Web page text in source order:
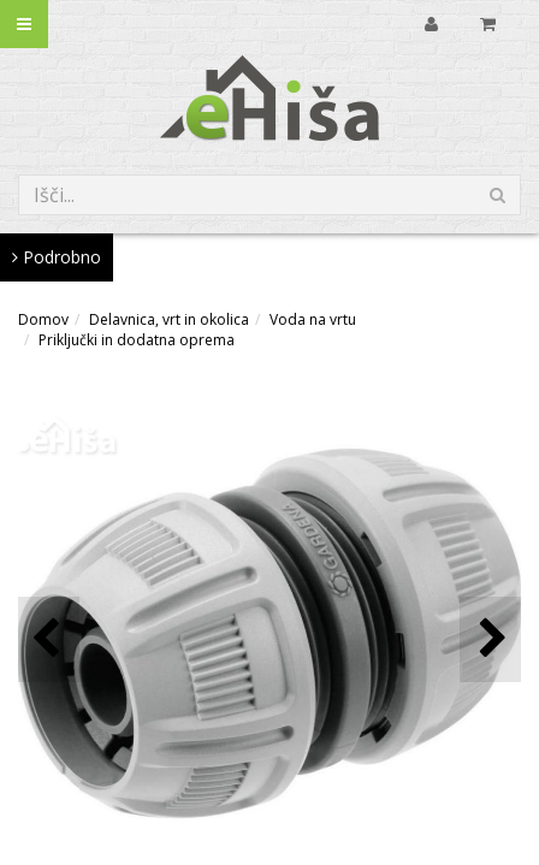
Podrobno
Domov Delavnica, vrt in okolica
Voda na vrtu
Priključki in dodatna oprema